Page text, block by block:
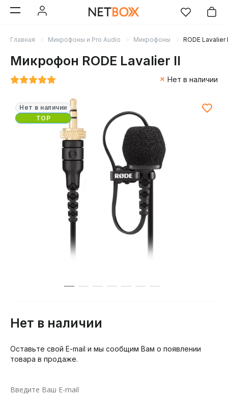
Главная Микрофоны и Pro Audio Микрофоны RODE Lavalier
Микрофон RODE Lavalier II
Нет в наличии
Нет в наличии
TOP
Нет в наличии
Оставьте свой E-mail и мы сообщим Вам о появлении
товара в продаже.